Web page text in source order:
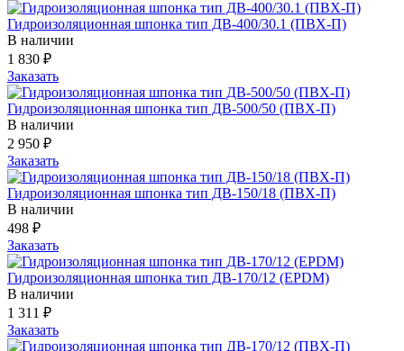
Гидроизоляционная шпонка тип ДВ-400/30.1 (ПВХ-П)
В наличии
1 830 ₽
Заказать
Гидроизоляционная шпонка тип ДВ-500/50 (ПВХ-П)
В наличии
2 950 ₽
Заказать
Гидроизоляционная шпонка тип ДВ-150/18 (ПВХ-П)
В наличии
498 ₽
Заказать
Гидроизоляционная шпонка тип ДВ-170/12 (EPDM)
В наличии
1 311 ₽
Заказать